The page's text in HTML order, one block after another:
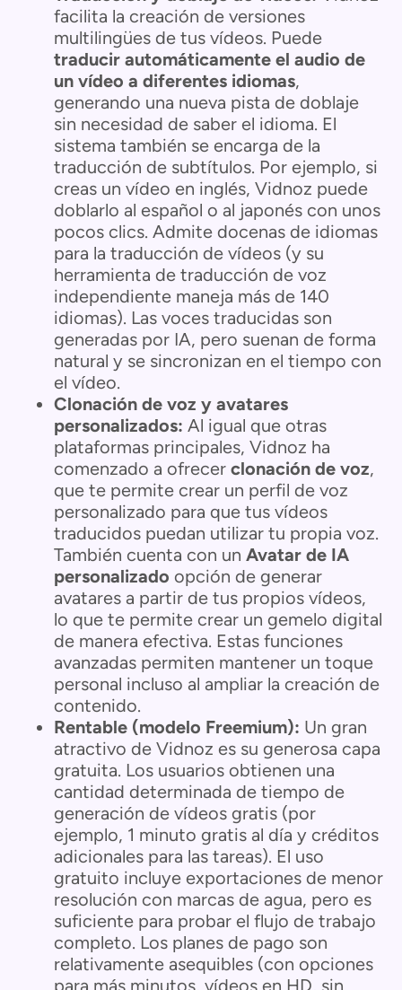
facilita la creación de versiones
multilingües de tus vídeos. Puede
traducir automáticamente el audio de
un vídeo a diferentes idiomas,
generando una nueva pista de doblaje
sin necesidad de saber el idioma. El
sistema también se encarga de la
traducción de subtítulos. Por ejemplo, si
creas un vídeo en inglés, Vidnoz puede
doblarlo al español o al japonés con unos
pocos clics. Admite docenas de idiomas
para la traducción de vídeos (y su
herramienta de traducción de voz
independiente maneja más de 140
idiomas). Las voces traducidas son
generadas por IA, pero suenan de forma
natural y se sincronizan en el tiempo con
el vídeo.
Clonación de voz y avatares
personalizados: Al igual que otras
plataformas principales, Vidnoz ha
comenzado a ofrecer clonación de voz,
que te permite crear un perfil de voz
personalizado para que tus vídeos
traducidos puedan utilizar tu propia voz.
También cuenta con un Avatar de IA
personalizado opción de generar
avatares a partir de tus propios vídeos,
lo que te permite crear un gemelo digital
de manera efectiva. Estas funciones
avanzadas permiten mantener un toque
personal incluso al ampliar la creación de
contenido.
Rentable (modelo Freemium): Un gran
atractivo de Vidnoz es su generosa capa
gratuita. Los usuarios obtienen una
cantidad determinada de tiempo de
generación de vídeos gratis (por
ejemplo, 1 minuto gratis al día y créditos
adicionales para las tareas). El uso
gratuito incluye exportaciones de menor
resolución con marcas de agua, pero es
suficiente para probar el flujo de trabajo
completo. Los planes de pago son
relativamente asequibles (con opciones
para más minutos, vídeos en HD, sin